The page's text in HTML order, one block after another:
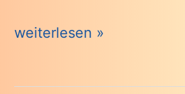
Dieser
steht
weiterlesen »